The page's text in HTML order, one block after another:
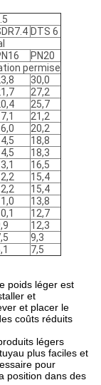
DTS 6
PN20
permise
30,0
27,2
25,7
21,2
20,2
18,8
18,3
16,5
15,4
15,4
13,8
12,7
12,3
9,3
7,5
poids léger est
et
et placer le
coûts réduits
légers
plus faciles et
pour
position dans des